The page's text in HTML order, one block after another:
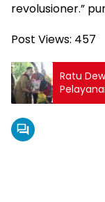
revolusioner.”
Post Views: 457
Ratu